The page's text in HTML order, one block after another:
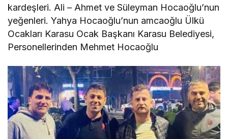
kardeşleri. Ali – Ahmet ve Süleyman Hocaoğlu’nun
yeğenleri. Yahya Hocaoğlu’nun amcaoğlu Ülkü
Ocakları Karasu Ocak Başkanı Karasu Belediyesi,
Personellerinden Mehmet Hocaoğlu